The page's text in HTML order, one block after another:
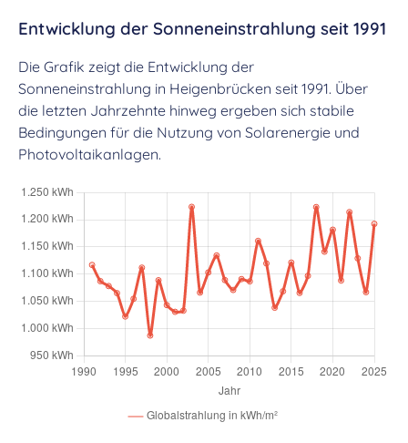
Entwicklung der Sonneneinstrahlung seit 1991
Die Grafik zeigt die Entwicklung der
Sonneneinstrahlung in Heigenbrücken seit 1991. Über
die letzten Jahrzehnte hinweg ergeben sich stabile
Bedingungen für die Nutzung von Solarenergie und
Photovoltaikanlagen.